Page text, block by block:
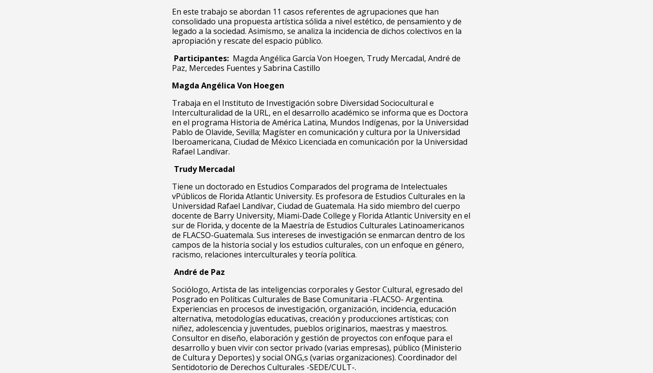
En este trabajo se abordan 11 casos referentes de agrupaciones que han
consolidado una propuesta artística sólida a nivel estético, de pensamiento y de
legado a la sociedad. Asimismo, se analiza la incidencia de dichos colectivos en la
apropiación y rescate del espacio público.
Participantes: Magda Angélica García Von Hoegen, Trudy Mercadal, André de
Paz, Mercedes Fuentes y Sabrina Castillo
Magda Angélica Von Hoegen
Trabaja en el Instituto de Investigación sobre Diversidad Sociocultural e
Interculturalidad de la URL, en el desarrollo académico se informa que es Doctora
en el programa Historia de América Latina, Mundos Indígenas, por la Universidad
Pablo de Olavide, Sevilla; Magíster en comunicación y cultura por la Universidad
Iberoamericana, Ciudad de México Licenciada en comunicación por la Universidad
Rafael Landívar.
Trudy Mercadal
Tiene un doctorado en Estudios Comparados del programa de Intelectuales
vPúblicos de Florida Atlantic University. Es profesora de Estudios Culturales en la
Universidad Rafael Landívar, Ciudad de Guatemala. Ha sido miembro del cuerpo
docente de Barry University, Miami-Dade College y Florida Atlantic University en el
sur de Florida, y docente de la Maestría de Estudios Culturales Latinoamericanos
de FLACSO-Guatemala. Sus intereses de investigación se enmarcan dentro de los
campos de la historia social y los estudios culturales, con un enfoque en género,
racismo, relaciones interculturales y teoría política.
André de Paz
Sociólogo, Artista de las inteligencias corporales y Gestor Cultural, egresado del
Posgrado en Políticas Culturales de Base Comunitaria -FLACSO- Argentina.
Experiencias en procesos de investigación, organización, incidencia, educación
alternativa, metodologías educativas, creación y producciones artísticas; con
niñez, adolescencia y juventudes, pueblos originarios, maestras y maestros.
Consultor en diseño, elaboración y gestión de proyectos con enfoque para el
desarrollo y buen vivir con sector privado (varias empresas), público (Ministerio
de Cultura y Deportes) y social ONG,s (varias organizaciones). Coordinador del
Sentidotorio de Derechos Culturales -SEDE/CULT-.